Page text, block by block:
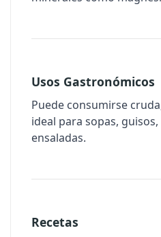
Usos Gastronómicos
Puede consumirse
ideal para sopas,
ensaladas.
Recetas